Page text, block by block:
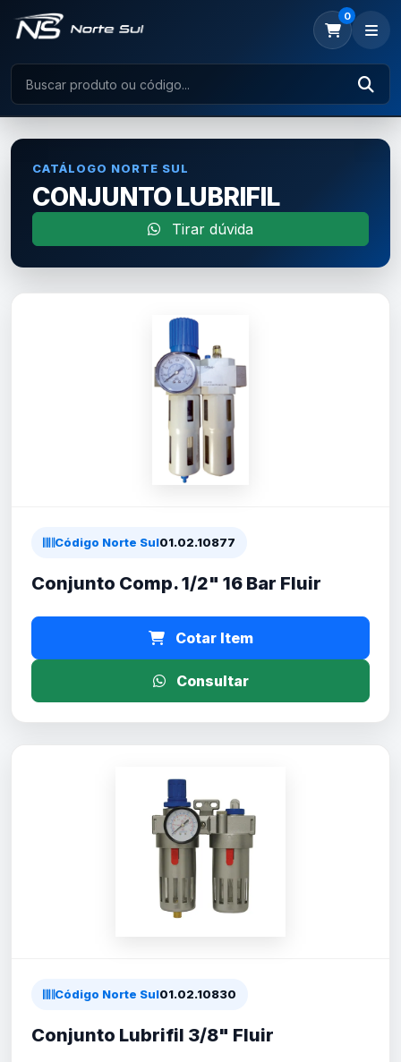
0
CATÁLOGO NORTE SUL
CONJUNTO LUBRIFIL
Tirar dúvida
Código Norte Sul01.02.10877
Conjunto Comp. 1/2" 16 Bar Fluir
Cotar Item
Consultar
Código Norte Sul01.02.10830
Conjunto Lubrifil 3/8" Fluir